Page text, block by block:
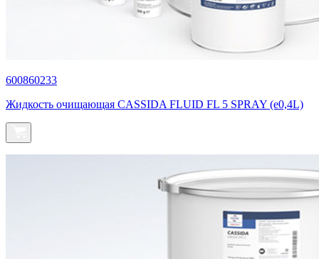
600860233
Жидкость очищающая CASSIDA FLUID FL 5 SPRAY (e0,4L)